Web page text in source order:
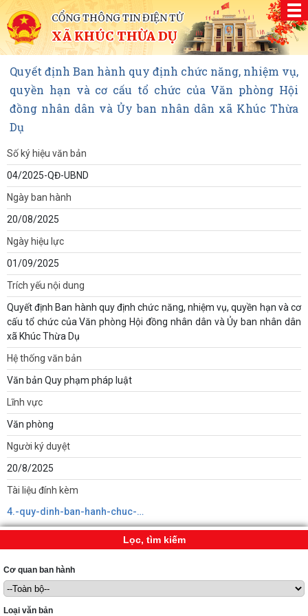
CỔNG THÔNG TIN ĐIỆN TỬ
XÃ KHÚC THỪA DỤ
Quyết định Ban hành quy định chức năng, nhiệm vụ,
quyền hạn và cơ cấu tổ chức của Văn phòng Hội
đồng nhân dân và Ủy ban nhân dân xã Khúc Thừa
Dụ
Số ký hiệu văn bản
04/2025-QĐ-UBND
Ngày ban hành
20/08/2025
Ngày hiệu lực
01/09/2025
Trích yếu nội dung
Quyết định Ban hành quy định chức năng, nhiệm vụ, quyền hạn và cơ
cấu tổ chức của Văn phòng Hội đồng nhân dân và Ủy ban nhân dân
xã Khúc Thừa Dụ
Hệ thống văn bản
Văn bản Quy phạm pháp luật
Lĩnh vực
Văn phòng
Người ký duyệt
20/8/2025
Tài liệu đính kèm
4.-quy-dinh-ban-hanh-chuc-nang-vp-hdnd-ubnd-_da-sua_.signed638914705752864144.pdf
Lọc, tìm kiếm
Cơ quan ban hành
Loại văn bản